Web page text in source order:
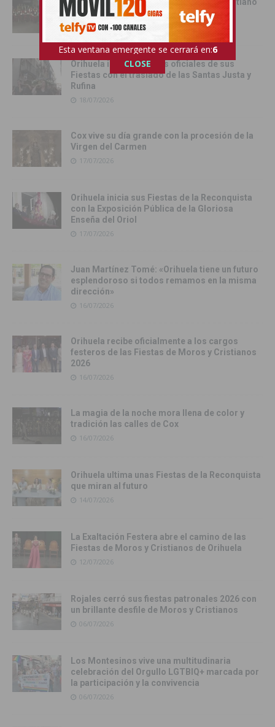
Cox se rinde al esplendor del Bando Cristiano
18/07/2026
Orihuela inicia los actos oficiales de sus
Fiestas con el traslado de las Santas Justa y
Rufina
18/07/2026
Cox vive su día grande con la procesión de la
Virgen del Carmen
17/07/2026
Orihuela inicia sus Fiestas de la Reconquista
con la Exposición Pública de la Gloriosa
Enseña del Oriol
17/07/2026
Juan Martínez Tomé: «Orihuela tiene un futuro
esplendoroso si todos remamos en la misma
dirección»
16/07/2026
Orihuela recibe oficialmente a los cargos
festeros de las Fiestas de Moros y Cristianos
2026
16/07/2026
La magia de la noche mora llena de color y
tradición las calles de Cox
16/07/2026
Orihuela ultima unas Fiestas de la Reconquista
que miran al futuro
14/07/2026
La Exaltación Festera abre el camino de las
Fiestas de Moros y Cristianos de Orihuela
12/07/2026
Rojales cerró sus fiestas patronales 2026 con
un brillante desfile de Moros y Cristianos
06/07/2026
Los Montesinos vive una multitudinaria
celebración del Orgullo LGTBIQ+ marcada por
la participación y la convivencia
06/07/2026
Esta ventana emergente se cerrará en:4
CLOSE